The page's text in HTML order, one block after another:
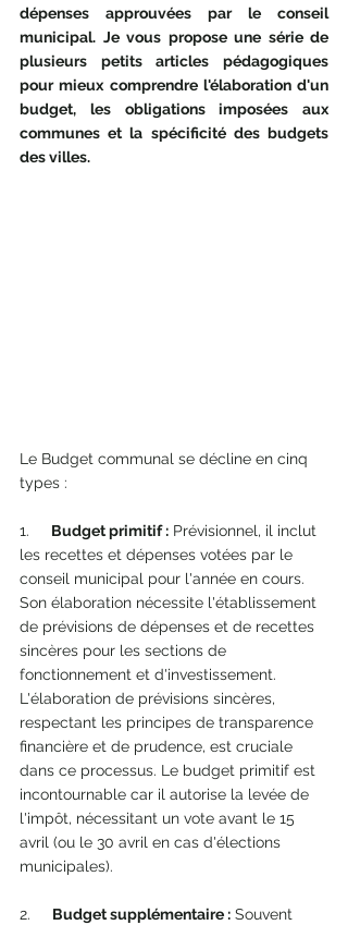
dépenses approuvées par le conseil
municipal. Je vous propose une série de
plusieurs petits articles pédagogiques
pour mieux comprendre l'élaboration d'un
budget, les obligations imposées aux
communes et la spécificité des budgets
des villes.
Le Budget communal se décline en cinq
types :
1. Budget primitif : Prévisionnel, il inclut
les recettes et dépenses votées par le
conseil municipal pour l'année en cours.
Son élaboration nécessite l'établissement
de prévisions de dépenses et de recettes
sincères pour les sections de
fonctionnement et d'investissement.
L'élaboration de prévisions sincères,
respectant les principes de transparence
financière et de prudence, est cruciale
dans ce processus. Le budget primitif est
incontournable car il autorise la levée de
l'impôt, nécessitant un vote avant le 15
avril (ou le 30 avril en cas d'élections
municipales).
2. Budget supplémentaire : Souvent